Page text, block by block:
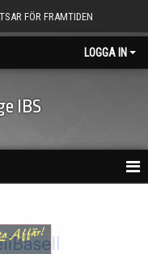
FÖR FRAMTIDEN
LOGGA IN
IBS